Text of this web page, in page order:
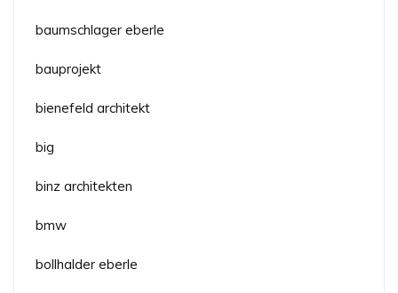
baumschlager eberle
bauprojekt
bienefeld architekt
big
binz architekten
bmw
bollhalder eberle